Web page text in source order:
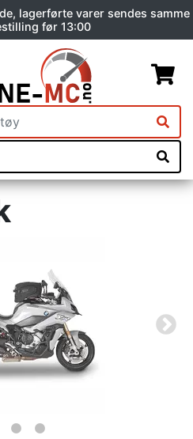
lagerførte varer sendes samme
før 13:00